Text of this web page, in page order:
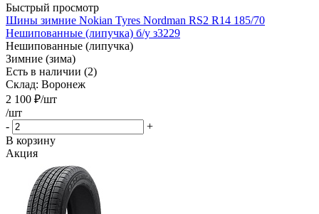
Быстрый просмотр
Шины зимние Nokian Tyres Nordman RS2 R14 185/70
Нешипованные (липучка) б/у з3229
Нешипованные (липучка)
Зимние (зима)
Есть в наличии (2)
Склад: Воронеж
2 100 ₽/шт
/шт
-
+
В корзину
Акция